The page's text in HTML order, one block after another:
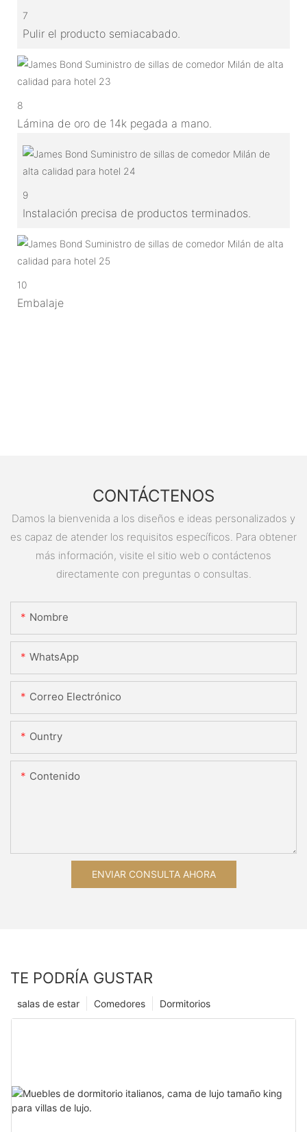
7
Pulir el producto semiacabado.
8
Lámina de oro de 14k pegada a mano.
9
Instalación precisa de productos terminados.
10
Embalaje
CONTÁCTENOS
Damos la bienvenida a los diseños e ideas personalizados y
es capaz de atender los requisitos específicos. Para obtener
más información, visite el sitio web o contáctenos
directamente con preguntas o consultas.
Nombre
WhatsApp
Correo Electrónico
Ountry
Contenido
ENVIAR CONSULTA AHORA
TE PODRÍA GUSTAR
Dormitorios
Comedores
salas de estar